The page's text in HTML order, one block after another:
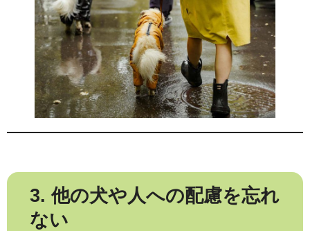
3. 他の犬や人への配慮を忘れ
ない